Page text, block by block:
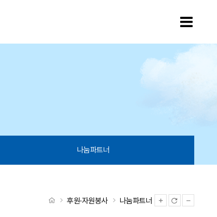
나눔파트너
처음으로
후원·자원봉사 나눔파트너